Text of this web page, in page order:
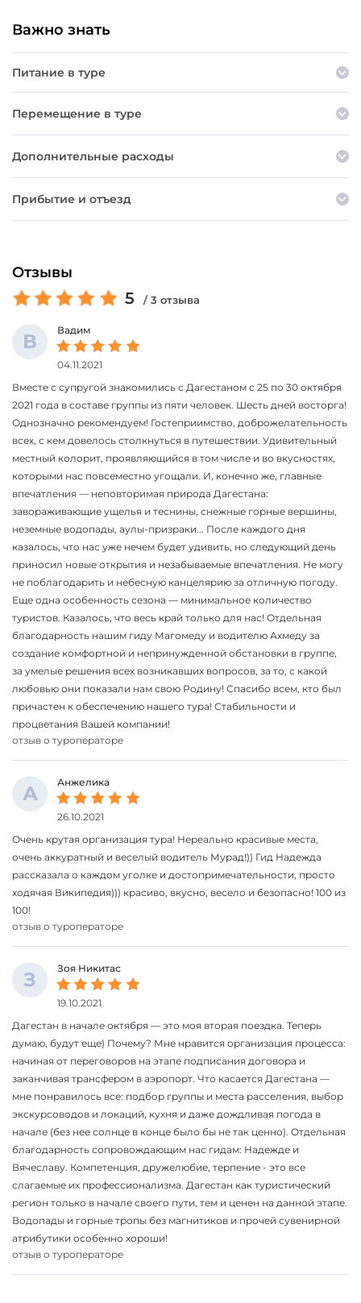
Важно знать
Питание в туре
Перемещение в туре
Дополнительные расходы
Прибытие и отъезд
Отзывы
5 / 3 отзыва
В Вадим
04.11.2021
Вместе с супругой знакомились с Дагестаном с 25 по 30 октября
2021 года в составе группы из пяти человек. Шесть дней восторга!
Однозначно рекомендуем! Гостеприимство, доброжелательность
всех, с кем довелось столкнуться в путешествии. Удивительный
местный колорит, проявляющийся в том числе и во вкусностях,
которыми нас повсеместно угощали. И, конечно же, главные
впечатления — неповторимая природа Дагестана:
завораживающие ущелья и теснины, снежные горные вершины,
неземные водопады, аулы-призраки... После каждого дня
казалось, что нас уже нечем будет удивить, но следующий день
приносил новые открытия и незабываемые впечатления. Не могу
не поблагодарить и небесную канцелярию за отличную погоду.
Еще одна особенность сезона — минимальное количество
туристов. Казалось, что весь край только для нас! Отдельная
благодарность нашим гиду Магомеду и водителю Ахмеду за
создание комфортной и непринужденной обстановки в группе,
за умелые решения всех возникавших вопросов, за то, с какой
любовью они показали нам свою Родину! Спасибо всем, кто был
причастен к обеспечению нашего тура! Стабильности и
процветания Вашей компании!
отзыв о туроператоре
А Анжелика
26.10.2021
Очень крутая организация тура! Нереально красивые места,
очень аккуратный и веселый водитель Мурад!)) Гид Надежда
рассказала о каждом уголке и достопримечательности, просто
ходячая Википедия))) красиво, вкусно, весело и безопасно! 100 из
100!
отзыв о туроператоре
З Зоя Никитас
19.10.2021
Дагестан в начале октября — это моя вторая поездка. Теперь
думаю, будут еще) Почему? Мне нравится организация процесса:
начиная от переговоров на этапе подписания договора и
заканчивая трансфером в аэропорт. Что касается Дагестана —
мне понравилось все: подбор группы и места расселения, выбор
экскурсоводов и локаций, кухня и даже дождливая погода в
начале (без нее солнце в конце было бы не так ценно). Отдельная
благодарность сопровождающим нас гидам: Надежде и
Вячеславу. Компетенция, дружелюбие, терпение - это все
слагаемые их профессионализма. Дагестан как туристический
регион только в начале своего пути, тем и ценен на данной этапе.
Водопады и горные тропы без магнитиков и прочей сувенирной
атрибутики особенно хороши!
отзыв о туроператоре